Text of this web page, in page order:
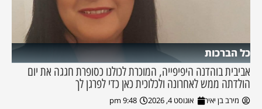
כל הברכות
אביבית בוהדנה היפיפייה, המוכרת לכולנו כסופרת חגגה את יום
הולדתה ממש לאחרונה ולכלוכית כאן כדי לפרגן לך
מירב בן יאיר אוגוסט 4, 2026 9:48 pm